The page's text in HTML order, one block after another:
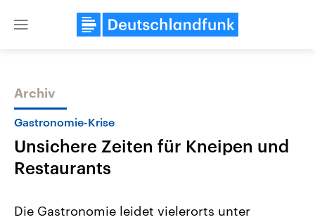
Close
Themen
Archiv
Gastronomie-Krise
Unsichere Zeiten für Kneipen und
Restaurants
Die Gastronomie leidet vielerorts unter